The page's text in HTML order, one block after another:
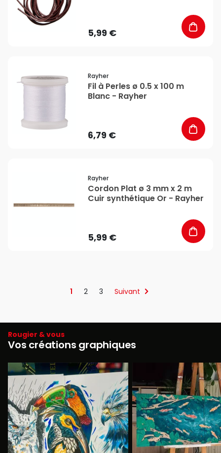
5,99 €
Rayher
Fil à Perles ø 0.5 x 100 m
Blanc - Rayher
6,79 €
Rayher
Cordon Plat ø 3 mm x 2 m
Cuir synthétique Or - Rayher
5,99 €
1 2 3 Suivant
Rougier & vous
Vos créations graphiques